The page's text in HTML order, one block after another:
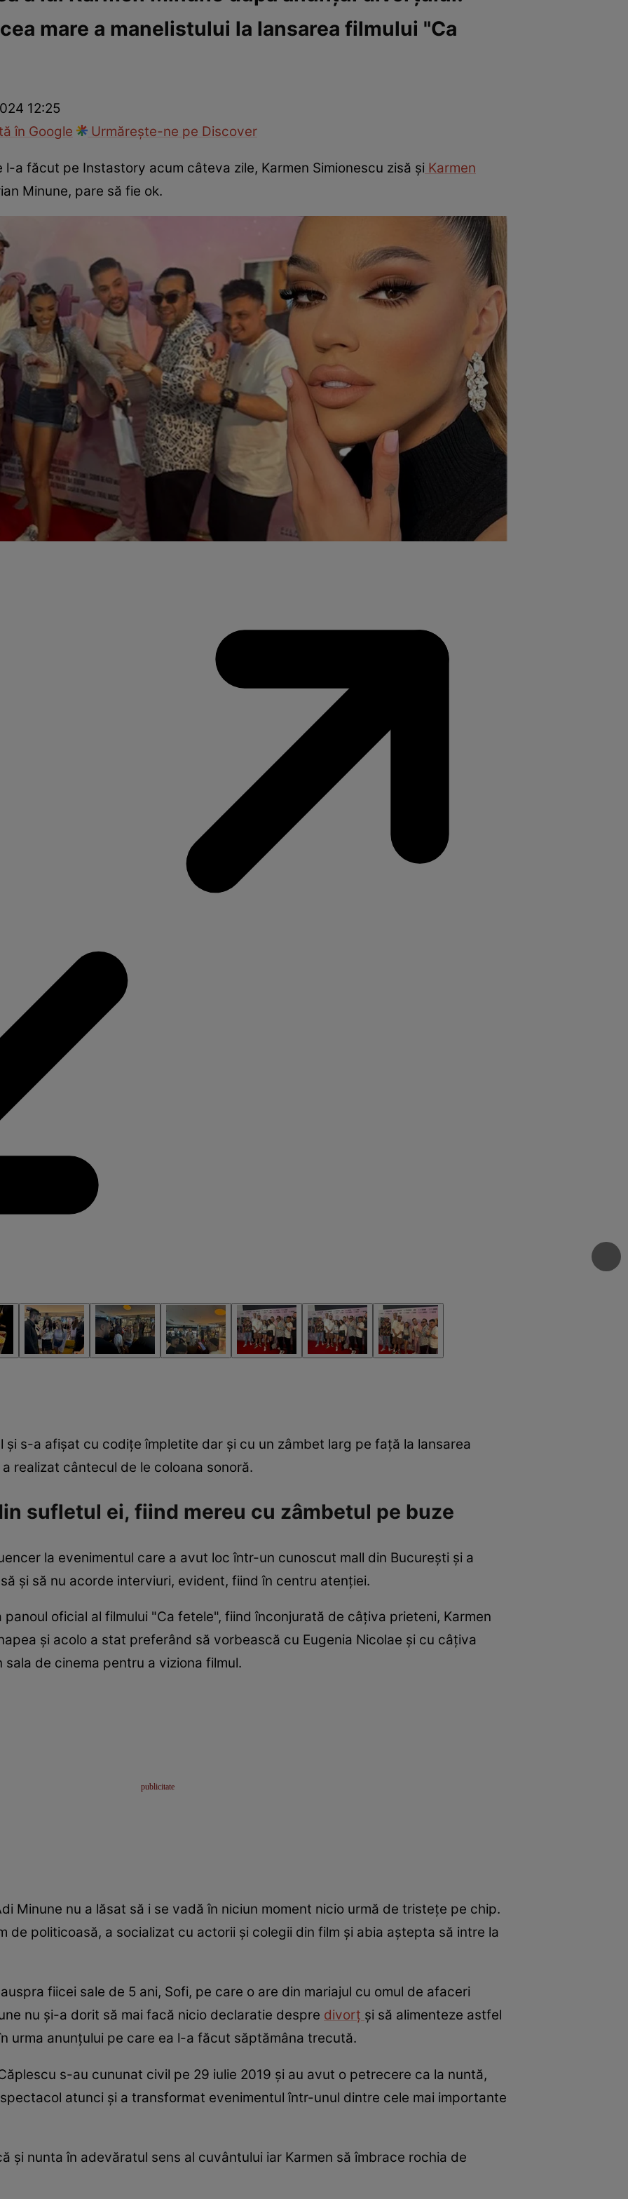
Paparazzii Click!
mare a manelistului la lansarea filmului "Ca
12:25
în Google
Urmărește-ne pe Discover
a făcut pe Instastory acum câteva zile, Karmen Simionescu zisă și Karmen
Minune, pare să fie ok.
s-a afișat cu codițe împletite dar și cu un zâmbet larg pe față la lansarea
realizat cântecul de le coloana sonoră.
sufletul ei, fiind mereu cu zâmbetul pe buze
la evenimentul care a avut loc într-un cunoscut mall din București și a
și să nu acorde interviuri, evident, fiind în centru atenției.
oficial al filmului "Ca fetele", fiind înconjurată de câțiva prieteni, Karmen
și acolo a stat preferând să vorbească cu Eugenia Nicolae și cu câțiva
de cinema pentru a viziona filmul.
Minune nu a lăsat să i se vadă în niciun moment nicio urmă de tristețe pe chip.
de politicoasă, a socializat cu actorii și colegii din film și abia aștepta să intre la
fiicei sale de 5 ani, Sofi, pe care o are din mariajul cu omul de afaceri
nu și-a dorit să mai facă nicio declaratie despre divorț și să alimenteze astfel
urma anunțului pe care ea l-a făcut săptămâna trecută.
s-au cununat civil pe 29 iulie 2019 și au avut o petrecere ca la nuntă,
atunci și a transformat evenimentul într-unul dintre cele mai importante
și nunta în adevăratul sens al cuvântului iar Karmen să îmbrace rochia de